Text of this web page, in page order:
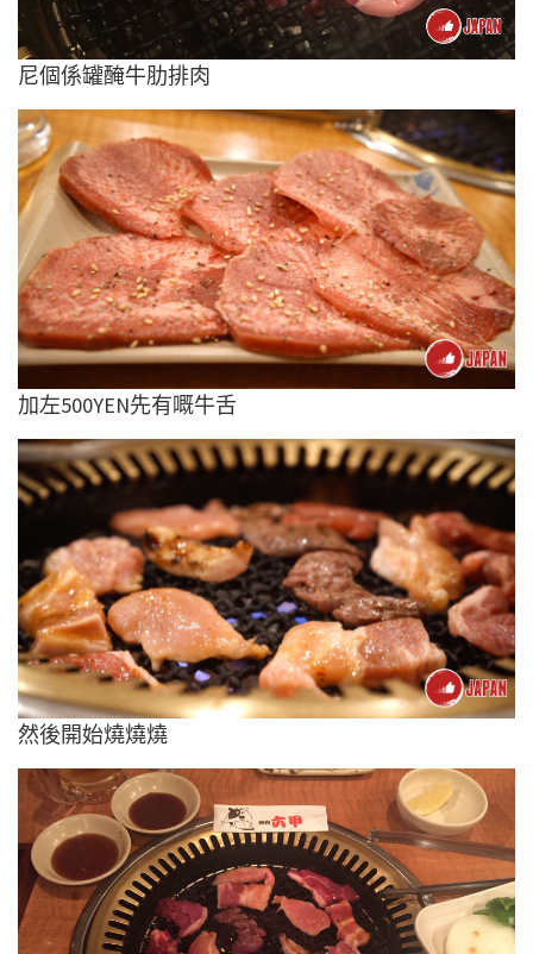
尼個係罐醃牛肋排肉
加左500YEN先有嘅牛舌
然後開始燒燒燒